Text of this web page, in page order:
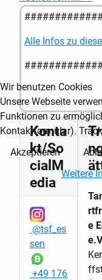
Alle Infos zu
Konta
kt/So
cialM
edia
@tsf_es
sen
+49 176
e
Wir benutzen Cookies
Unsere Webseite
Funktionen zu
Kontaktformular).
Akzeptieren
Weitere